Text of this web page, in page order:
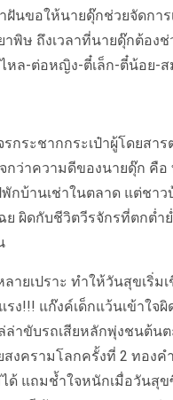
นขอให้นายดุ๊กช่วยจัดกา
พิษ ถึงเวลาที่นายดุ๊กต้อง
หล-ต่อหญิง-ตี๋เล็ก-ตี๋น้อย-ส
ะชากกระเป๋าผู้โดยสาร
กว่าความดีของนายดุ๊ก คื
บ้านเช่าในตลาด แต่ชาว
ผิดกับชีวิตวีรจักรที่ตกต่ำ
เปราะ ทำให้วันสุขเริ่ม
ง!!! แก๊งค์เด็กแว้นเข้าใ
ล่าขับรถเสียหลักพุ่งชนต้
งครามโลกครั้งที่ 2 ทอง
แถมช้ำใจหนักเมื่อวันสุ